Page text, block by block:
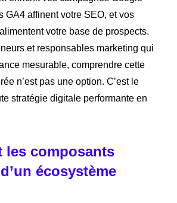
GA4 affinent votre SEO, et vos
votre base de prospects.
et responsables marketing qui
mesurable, comprendre cette
n’est pas une option. C’est le
stratégie digitale performante en
les composants
écosystème